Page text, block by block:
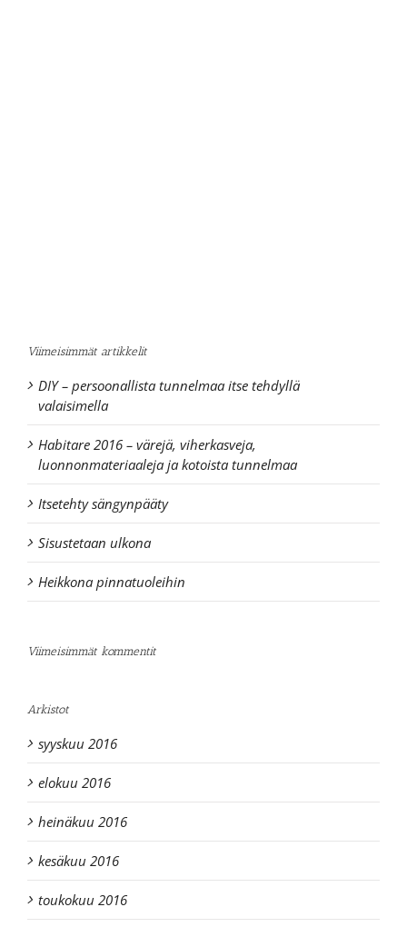
Viimeisimmät artikkelit
DIY – persoonallista tunnelmaa itse tehdyllä
valaisimella
Habitare 2016 – värejä, viherkasveja,
luonnonmateriaaleja ja kotoista tunnelmaa
Itsetehty sängynpääty
Sisustetaan ulkona
Heikkona pinnatuoleihin
Viimeisimmät kommentit
Arkistot
syyskuu 2016
elokuu 2016
heinäkuu 2016
kesäkuu 2016
toukokuu 2016